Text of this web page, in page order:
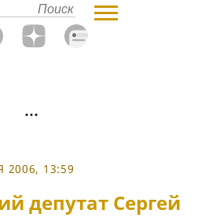
2006, 13:59
депутат Сергей